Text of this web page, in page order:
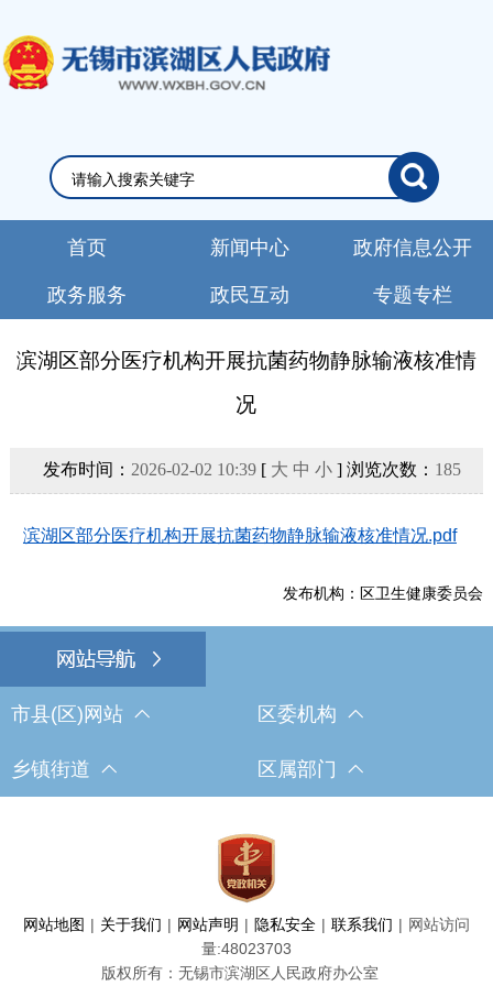
首页 新闻中心 政府信息公开
政务服务 政民互动 专题专栏
滨湖区部分医疗机构开展抗菌药物静脉输液核准情
况
发布时间： 2026-02-02 10:39[ 大 中 小] 浏览次数： 185
滨湖区部分医疗机构开展抗菌药物静脉输液核准情况.pdf
发布机构：区卫生健康委员会
市县(区)网站 区委机构
乡镇街道 区属部门
网站地图 | 关于我们 | 网站声明 | 隐私安全 | 联系我们 | 网站访问
量:48023703
版权所有：无锡市滨湖区人民政府办公室